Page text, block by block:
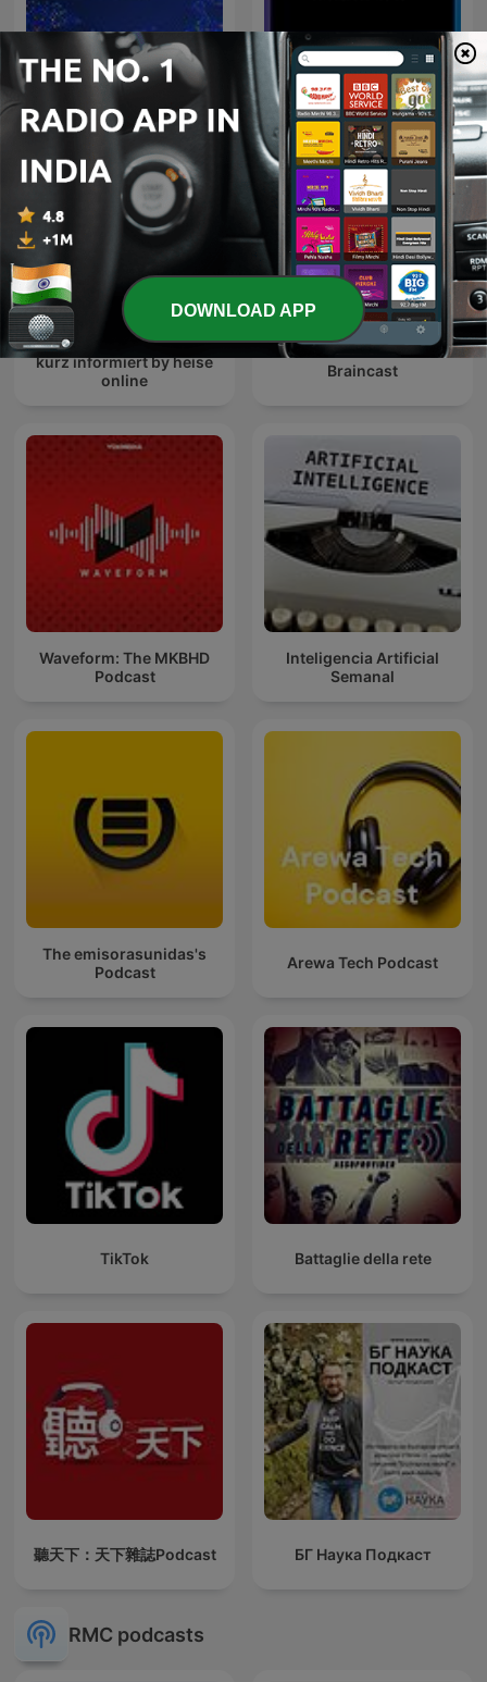
The Connected Factory |
Manufacturing Industry
Planetary Radio: Space
Exploration, Astronomy
and Science
kurz informiert by heise
online
Braincast
Waveform: The MKBHD
Podcast
Inteligencia Artificial
Semanal
The emisorasunidas's
Podcast
Arewa Tech Podcast
TikTok Battaglie della rete
聽天下：天下雜誌Podcast БГ Наука Подкаст
RMC podcasts
DOWNLOAD APP